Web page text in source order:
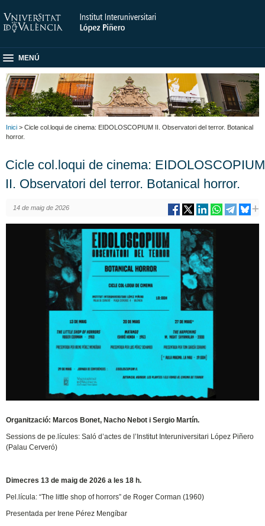
MENÚ
Inici > Cicle col.loqui de cinema: EIDOLOSCOPIUM II. Observatori del terror. Botanical
horror.
Cicle col.loqui de cinema: EIDOLOSCOPIUM
II. Observatori del terror. Botanical horror.
14 de maig de 2026
Organització: Marcos Bonet, Nacho Nebot i Sergio Martín.
Sessions de pe.lícules: Saló d’actes de l’Institut Interuniversitari López Piñero
(Palau Cerveró)
Dimecres 13 de maig de 2026 a les 18 h.
Pel.lícula: “The little shop of horrors” de Roger Corman (1960)
Presentada per Irene Pérez Mengíbar